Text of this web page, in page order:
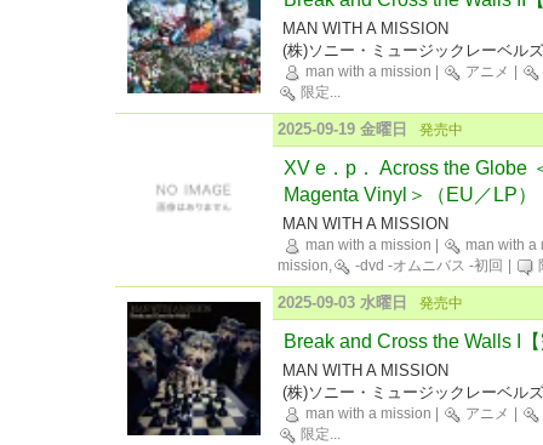
MAN WITH A MISSION
(株)ソニー・ミュージックレーベルズ
man with a mission アニメ
限定...
2025-09-19 金曜日 発売中
XV e．p． Across the Globe
Magenta Vinyl＞（EU／LP
MAN WITH A MISSION
man with a mission
man with a
mission,
-dvd -オムニバス -初回
2025-09-03 水曜日 発売中
Break and Cross the Walls I
MAN WITH A MISSION
(株)ソニー・ミュージックレーベルズ
man with a mission アニメ
限定...